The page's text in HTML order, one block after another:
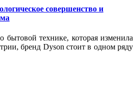
совершенство и
бытовой технике, которая изменила
бренд Dyson стоит в одном ряду